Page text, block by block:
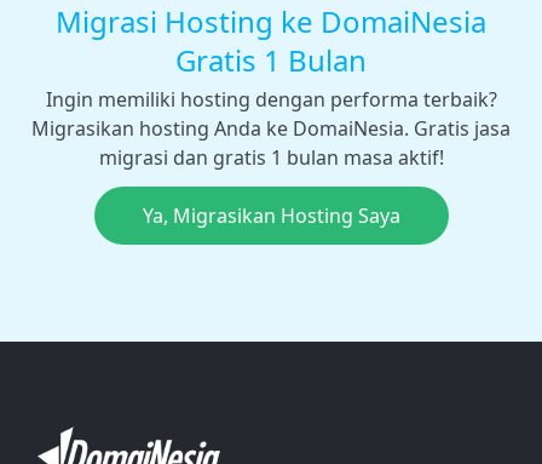
Migrasi Hosting ke DomaiNesia
Gratis 1 Bulan
Ingin memiliki hosting dengan performa terbaik?
Migrasikan hosting Anda ke DomaiNesia. Gratis jasa
migrasi dan gratis 1 bulan masa aktif!
Ya, Migrasikan Hosting Saya